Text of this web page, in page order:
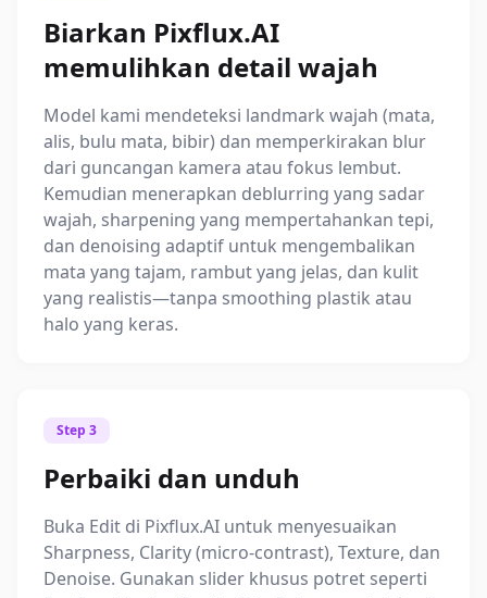
Biarkan Pixflux.AI
memulihkan detail wajah
Model kami mendeteksi landmark wajah (mata,
alis, bulu mata, bibir) dan memperkirakan blur
dari guncangan kamera atau fokus lembut.
Kemudian menerapkan deblurring yang sadar
wajah, sharpening yang mempertahankan tepi,
dan denoising adaptif untuk mengembalikan
mata yang tajam, rambut yang jelas, dan kulit
yang realistis—tanpa smoothing plastik atau
halo yang keras.
Step 3
Perbaiki dan unduh
Buka Edit di Pixflux.AI untuk menyesuaikan
Sharpness, Clarity (micro-contrast), Texture, dan
Denoise. Gunakan slider khusus potret seperti